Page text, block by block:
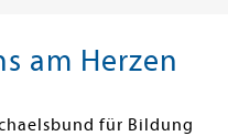
am Herzen
für Bildung